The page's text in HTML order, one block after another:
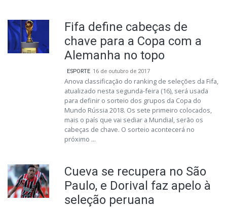
Fifa define cabeças de
chave para a Copa com a
Alemanha no topo
ESPORTE 16 de outubro de 2017
Anova classificação do ranking de seleções da Fifa,
atualizado nesta segunda-feira (16), será usada
para definir o sorteio dos grupos da Copa do
Mundo Rússia 2018. Os sete primeiro colocados,
mais o país que vai sediar a Mundial, serão os
cabeças de chave. O sorteio acontecerá no
próximo ...
Cueva se recupera no São
Paulo, e Dorival faz apelo à
seleção peruana